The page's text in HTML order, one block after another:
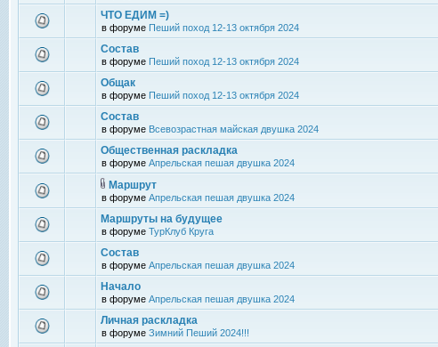
ЧТО ЕДИМ =)
в форуме Пеший поход 12-13 октября 2024
Состав
в форуме Пеший поход 12-13 октября 2024
Общак
в форуме Пеший поход 12-13 октября 2024
Состав
в форуме Всевозрастная майская двушка 2024
Общественная раскладка
в форуме Апрельская пешая двушка 2024
Маршрут
в форуме Апрельская пешая двушка 2024
Маршруты на будущее
в форуме ТурКлуб Круга
Состав
в форуме Апрельская пешая двушка 2024
Начало
в форуме Апрельская пешая двушка 2024
Личная раскладка
в форуме Зимний Пеший 2024!!!